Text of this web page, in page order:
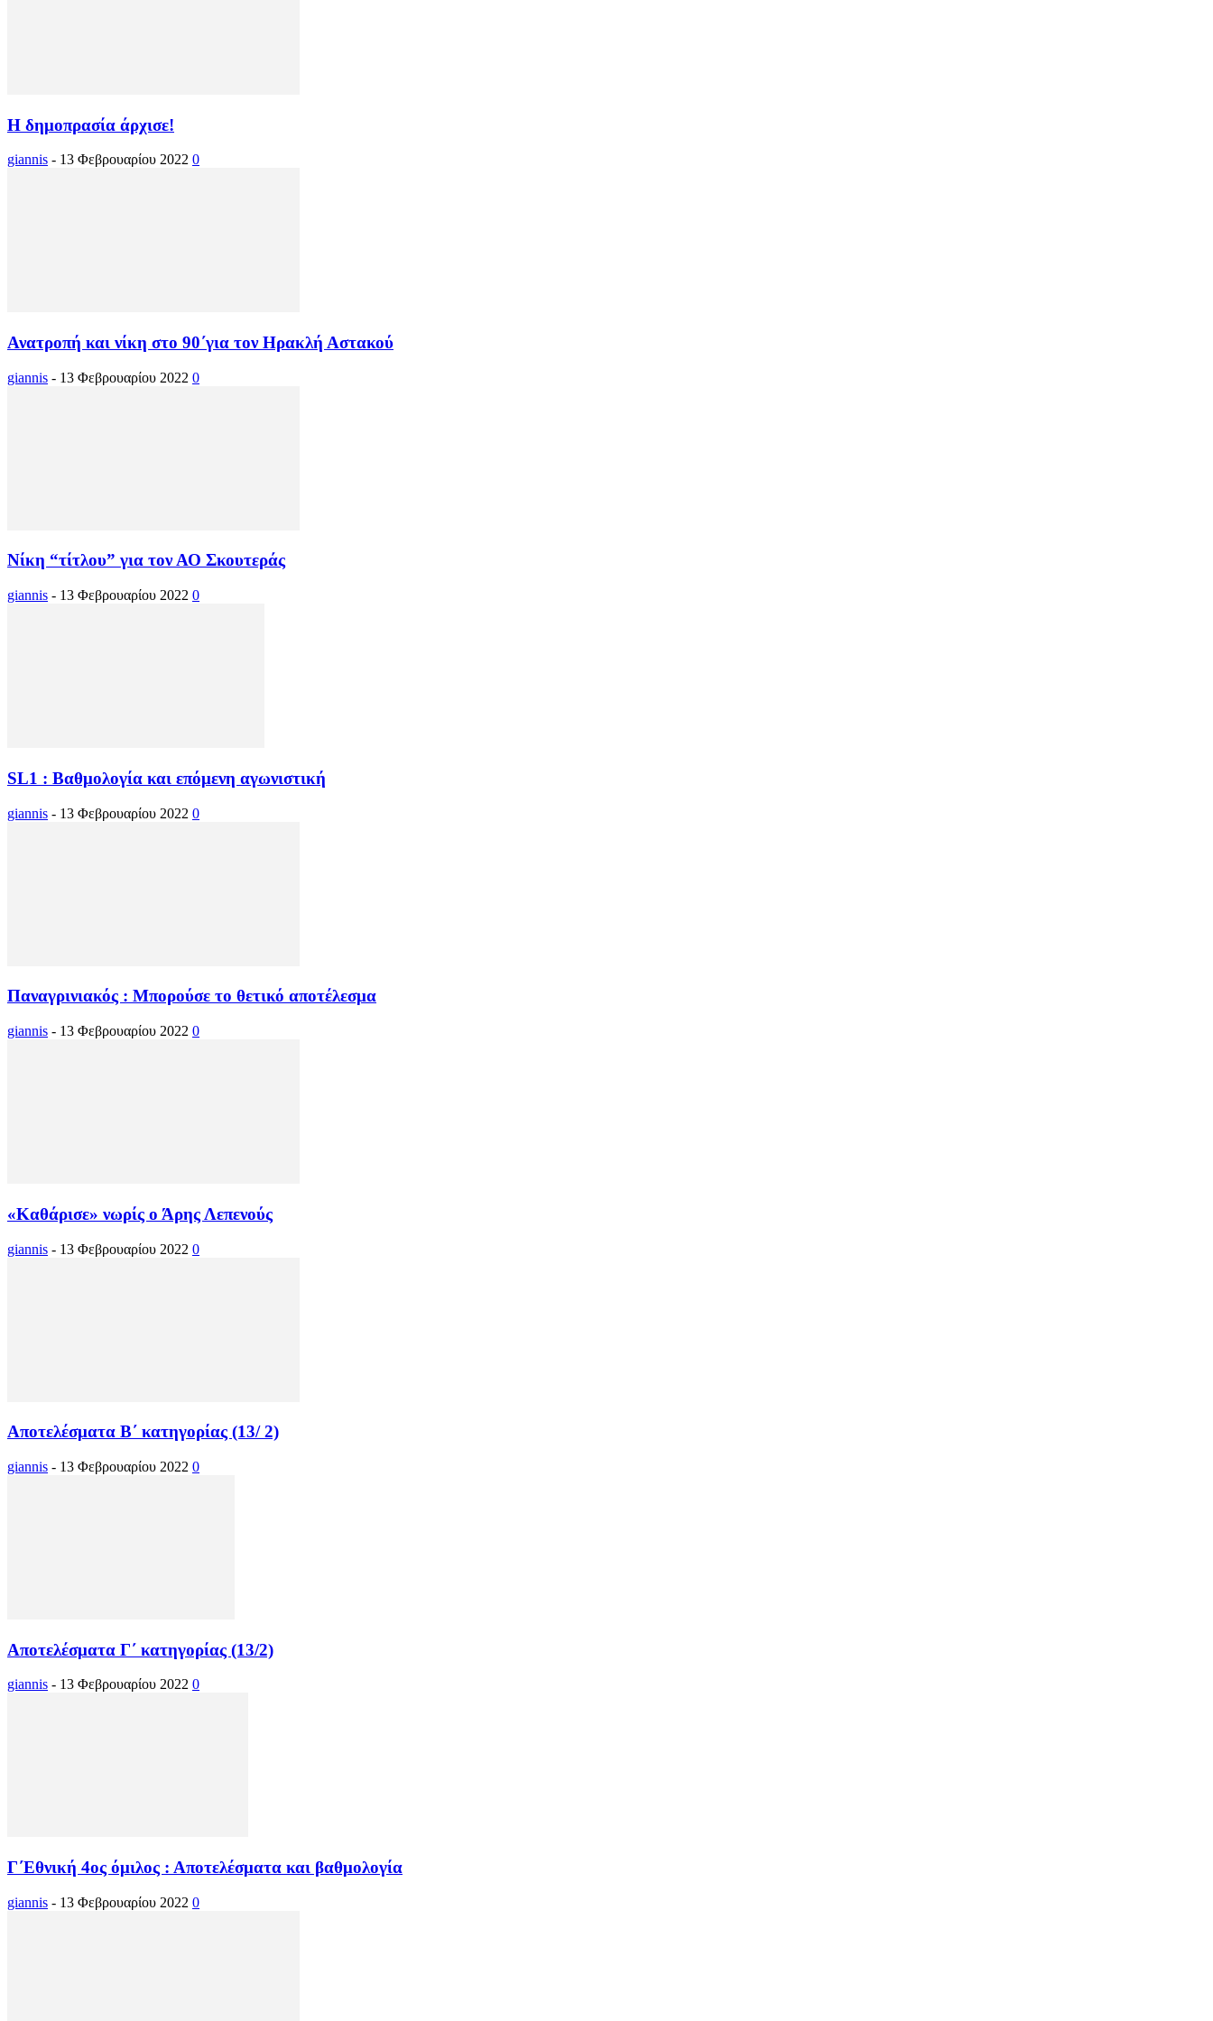
Η δημοπρασία άρχισε!
giannis - 13 Φεβρουαρίου 2022 0
Ανατροπή και νίκη στο 90΄για τον Ηρακλή Αστακού
giannis - 13 Φεβρουαρίου 2022 0
Νίκη “τίτλου” για τον ΑΟ Σκουτεράς
giannis - 13 Φεβρουαρίου 2022 0
SL1 : Βαθμολογία και επόμενη αγωνιστική
giannis - 13 Φεβρουαρίου 2022 0
Παναγρινιακός : Μπορούσε το θετικό αποτέλεσμα
giannis - 13 Φεβρουαρίου 2022 0
«Καθάρισε» νωρίς ο Άρης Λεπενούς
giannis - 13 Φεβρουαρίου 2022 0
Αποτελέσματα Β΄ κατηγορίας (13/ 2)
giannis - 13 Φεβρουαρίου 2022 0
Αποτελέσματα Γ΄ κατηγορίας (13/2)
giannis - 13 Φεβρουαρίου 2022 0
Γ΄Εθνική 4ος όμιλος : Αποτελέσματα και βαθμολογία
giannis - 13 Φεβρουαρίου 2022 0